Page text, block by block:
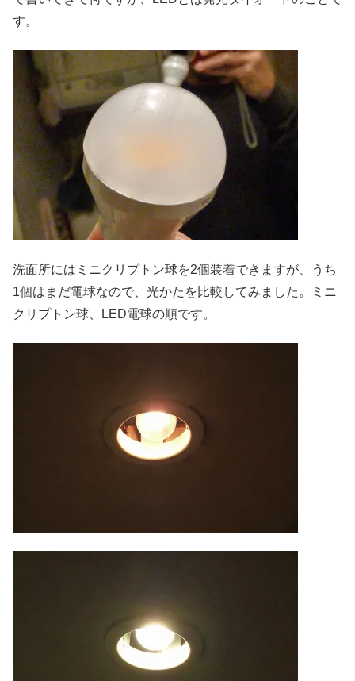
す。
洗面所にはミニクリプトン球を2個装着できますが、うち
1個はまだ電球なので、光かたを比較してみました。ミニ
クリプトン球、LED電球の順です。